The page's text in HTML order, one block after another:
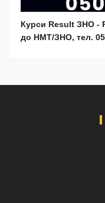
Курси Result ЗНО -
до НМТ/ЗНО, тел.